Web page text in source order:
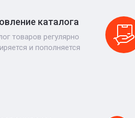
каталога
товаров регулярно
и пополняется